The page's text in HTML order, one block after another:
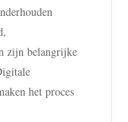
zijn belangrijke
het proces